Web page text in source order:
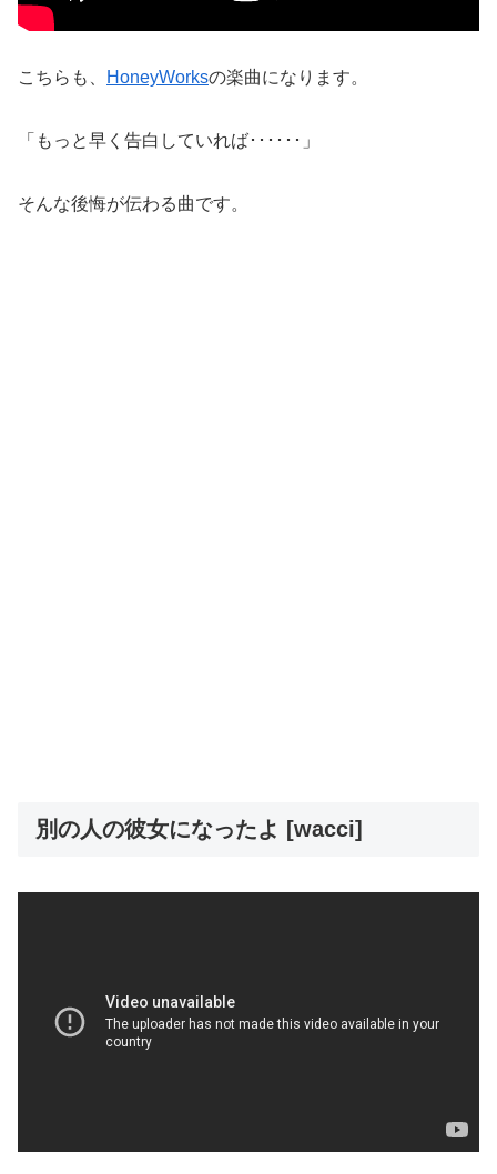
こちらも、 HoneyWorksの楽曲になります。
「もっと早く告白していれば･･････」
そんな後悔が伝わる曲です。
別の人の彼女になったよ [wacci]